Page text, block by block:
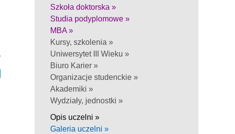
Szkoła doktorska »
Studia podyplomowe »
MBA »
Kursy, szkolenia »
Uniwersytet III Wieku »
Biuro Karier »
Organizacje studenckie »
Akademiki »
Wydziały, jednostki »
Opis uczelni »
Galeria uczelni »